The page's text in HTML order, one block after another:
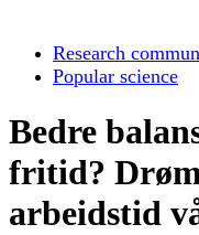
Research
Popular science
Bedre
fritid?
arbeidstid